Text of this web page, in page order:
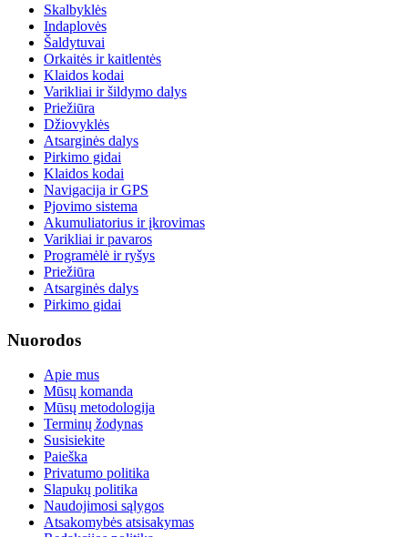
Skalbyklės
Indaplovės
Šaldytuvai
Orkaitės ir kaitlentės
Klaidos kodai
Varikliai ir šildymo dalys
Priežiūra
Džiovyklės
Atsarginės dalys
Pirkimo gidai
Klaidos kodai
Navigacija ir GPS
Pjovimo sistema
Akumuliatorius ir įkrovimas
Varikliai ir pavaros
Programėlė ir ryšys
Priežiūra
Atsarginės dalys
Pirkimo gidai
Nuorodos
Apie mus
Mūsų komanda
Mūsų metodologija
Terminų žodynas
Susisiekite
Paieška
Privatumo politika
Slapukų politika
Naudojimosi sąlygos
Atsakomybės atsisakymas